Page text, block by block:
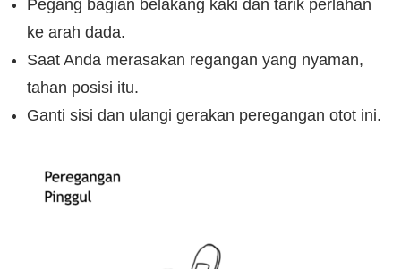
Pegang bagian belakang kaki dan tarik perlahan
ke arah dada.
Saat Anda merasakan regangan yang nyaman,
tahan posisi itu.
Ganti sisi dan ulangi gerakan peregangan otot ini.